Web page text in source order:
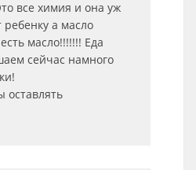
все химия и она уж
а масло
масло!!!!!!! Еда
сейчас намного
оставлять